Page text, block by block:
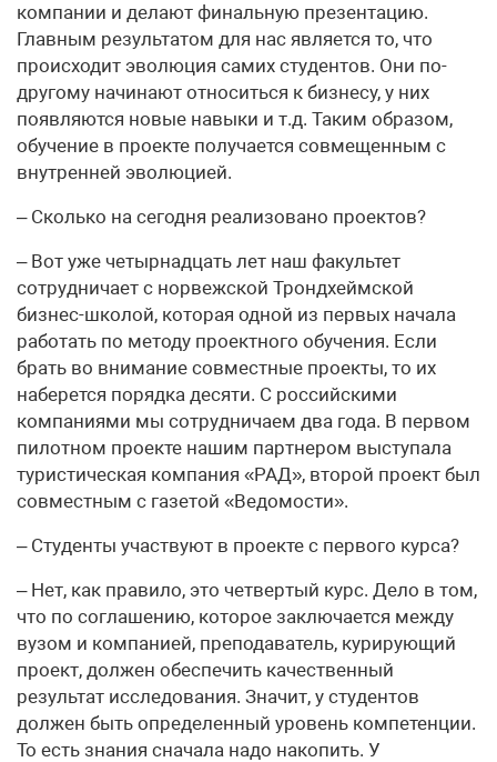
компании и делают финальную презентацию.
Главным результатом для нас является то, что
происходит эволюция самих студентов. Они по-
другому начинают относиться к бизнесу, у них
появляются новые навыки и т.д. Таким образом,
обучение в проекте получается совмещенным с
внутренней эволюцией.
– Сколько на сегодня реализовано проектов?
– Вот уже четырнадцать лет наш факультет
сотрудничает с норвежской Трондхеймской
бизнес-школой, которая одной из первых начала
работать по методу проектного обучения. Если
брать во внимание совместные проекты, то их
наберется порядка десяти. С российскими
компаниями мы сотрудничаем два года. В первом
пилотном проекте нашим партнером выступала
туристическая компания «РАД», второй проект был
совместным с газетой «Ведомости».
– Студенты участвуют в проекте с первого курса?
– Нет, как правило, это четвертый курс. Дело в том,
что по соглашению, которое заключается между
вузом и компанией, преподаватель, курирующий
проект, должен обеспечить качественный
результат исследования. Значит, у студентов
должен быть определенный уровень компетенции.
То есть знания сначала надо накопить. У